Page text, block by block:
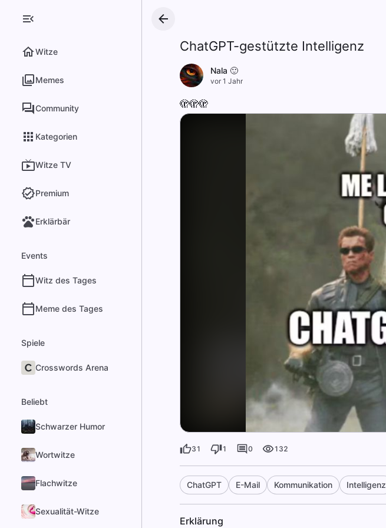
Witze
Memes
Community
Kategorien
Witze TV
Premium
Erklärbär
Events
Witz des Tages
Meme des Tages
Spiele
Crosswords Arena
Beliebt
Schwarzer Humor
Wortwitze
Flachwitze
Sexualität-Witze
ChatGPT-gestützte Intelligenz
Nala 🙂
vor 1 Jahr
🫣🫣🫣
31 1 0 132
ChatGPT E-Mail Kommunikation Intelligenz
Erklärung